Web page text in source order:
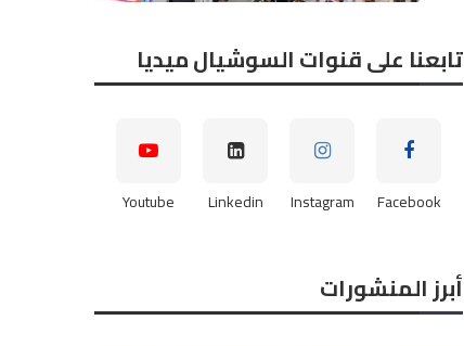
تابعنا على قنوات السوشيال ميديا
Facebook
Instagram
Linkedin
Youtube
أبرز المنشورات